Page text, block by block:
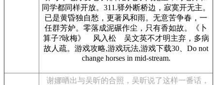
同学都同样开放。311.驿外断桥边，寂寞开无主。
已是黄昏独自愁，更著风和雨。无意苦争春，一
任群芳妒。零落成泥碾作尘，只有香如故。《卜
算子?咏梅》 风入松 吴文英不才明主弃，多病
故人疏。游戏攻略,游戏玩法,游戏下载30、Do not
change horses in mid-stream.
谢娜晒出与吴昕的合照，吴昕说了这样一番话，